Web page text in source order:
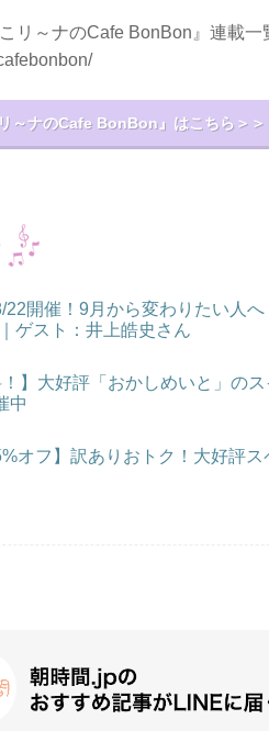
リ～ナのCafe BonBon』連載一
～ナのCafe BonBon』はこちら＞＞
22開催！9月から変わりたい人
ゲスト：井上皓史さん
！】大好評「おかしめいと」の
中
オフ】訳ありおトク！大好評